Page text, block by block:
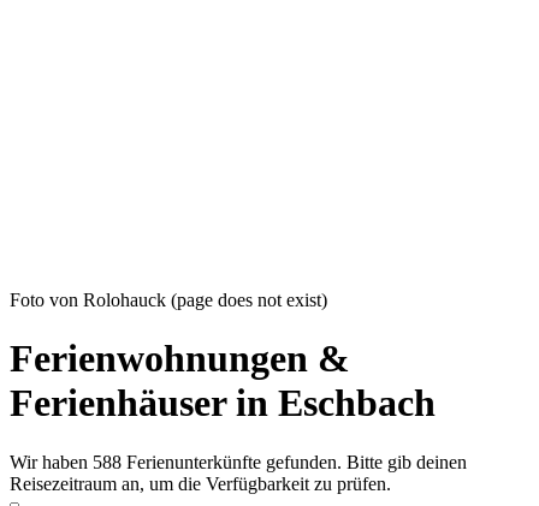
Foto von Rolohauck (page does not exist)
Ferienwohnungen &
Ferienhäuser in Eschbach
Wir haben 588 Ferienunterkünfte gefunden. Bitte gib deinen
Reisezeitraum an, um die Verfügbarkeit zu prüfen.